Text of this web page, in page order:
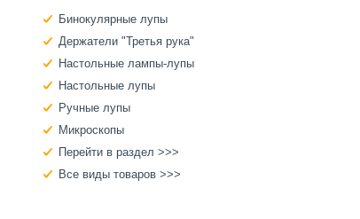
Бинокулярные лупы
Держатели "Третья рука"
Настольные лампы-лупы
Настольные лупы
Ручные лупы
Микроскопы
Перейти в раздел >>>
Все виды товаров >>>